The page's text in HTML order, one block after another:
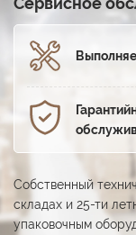
Собственный
складах и 25-ти
упаковочным